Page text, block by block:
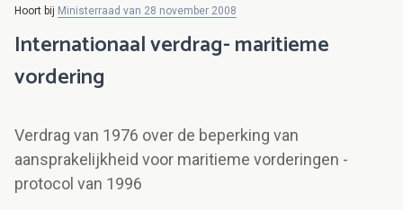
Hoort bij Ministerraad van 28 november 2008
Internationaal verdrag- maritieme
vordering
Verdrag van 1976 over de beperking van
aansprakelijkheid voor maritieme vorderingen -
protocol van 1996